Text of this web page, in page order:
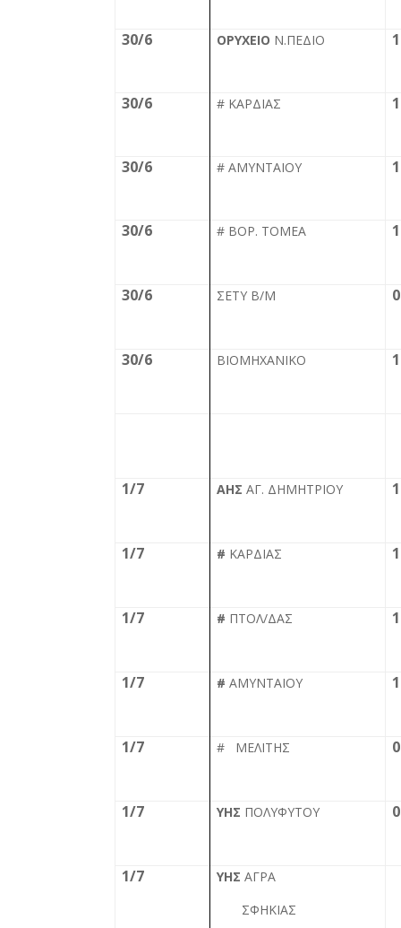
30/6 ΟΡΥΧΕΙΟ Ν.ΠΕΔΙΟ
30/6 # ΚΑΡΔΙΑΣ
30/6 # ΑΜΥΝΤΑΙΟΥ
30/6 # ΒΟΡ. ΤΟΜΕΑ
30/6 ΣΕΤΥ Β/Μ
30/6 ΒΙΟΜΗΧΑΝΙΚΟ
1/7 ΑΗΣ ΑΓ. ΔΗΜΗΤΡΙΟΥ
1/7 # ΚΑΡΔΙΑΣ
1/7 # ΠΤΟΛ/ΔΑΣ
1/7 # ΑΜΥΝΤΑΙΟΥ
1/7 # ΜΕΛΙΤΗΣ
1/7 ΥΗΣ ΠΟΛΥΦΥΤΟΥ
1/7 ΥΗΣ ΑΓΡΑ
ΣΦΗΚΙΑΣ